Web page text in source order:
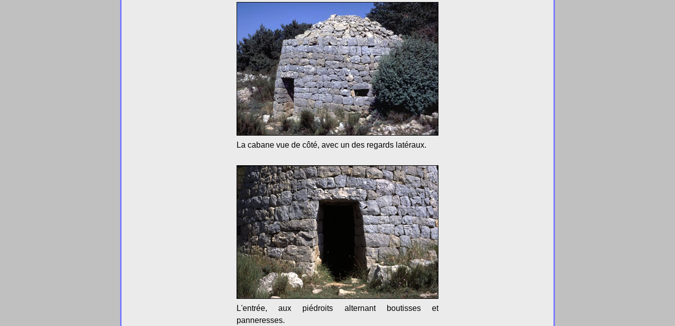
La cabane vue de côté, avec un des regards latéraux.
L'entrée, aux piédroits alternant boutisses et
panneresses.